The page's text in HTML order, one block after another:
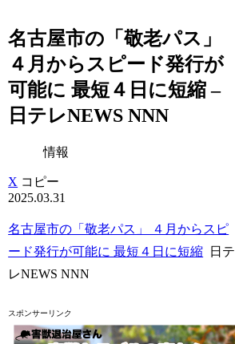
名古屋市の「敬老パス」
４月からスピード発行が
可能に 最短４日に短縮 –
日テレNEWS NNN
情報
X コピー
2025.03.31
名古屋市の「敬老パス」 ４月からスピ
ード発行が可能に 最短４日に短縮 日テ
レNEWS NNN
スポンサーリンク